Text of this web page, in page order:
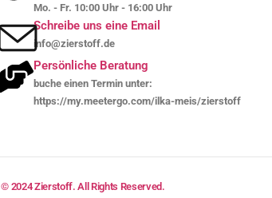
Mo. - Fr. 10:00 Uhr - 16:00 Uhr
Schreibe uns eine Email
info@zierstoff.de
Persönliche Beratung
buche einen Termin unter:
https://my.meetergo.com/ilka-meis/zierstoff
© 2024 Zierstoff. All Rights Reserved.